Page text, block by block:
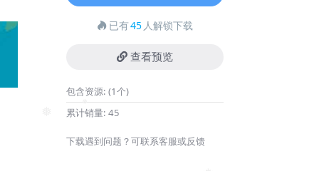
已有45 人解锁下载
查看预览
包含资源: (1个)
累计销量: 45
下载遇到问题？可联系客服或反馈